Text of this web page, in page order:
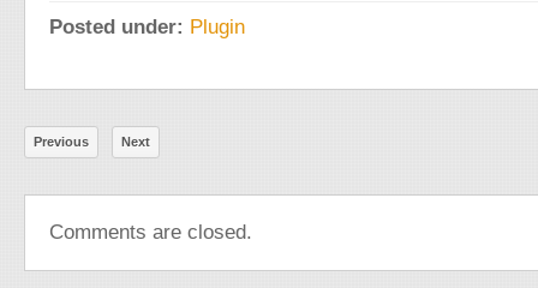
Posted under: Plugin
Previous Next
Comments are closed.